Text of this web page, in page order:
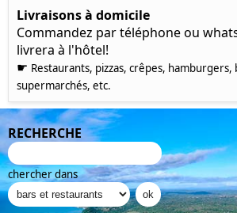
Livraisons à domicile
Commandez par téléphone ou
livrera à l'hôtel!
☛ Restaurants, pizzas, crêpes, hamburgers,
supermarchés, etc.
RECHERCHE
chercher dans